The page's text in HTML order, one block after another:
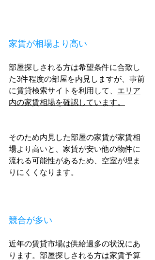
家賃が相場より高い
部屋探しされる方は希望条件に合致し
た3件程度の部屋を内見しますが、事前
に賃貸検索サイトを利用して、 エリア
内の家賃相場を確認しています。
そのため内見した部屋の家賃が家賃相
場より高いと、家賃が安い他の物件に
流れる可能性があるため、空室が埋ま
りにくくなります。
競合が多い
近年の賃貸市場は供給過多の状況にあ
ります。部屋探しされる方は家賃予算